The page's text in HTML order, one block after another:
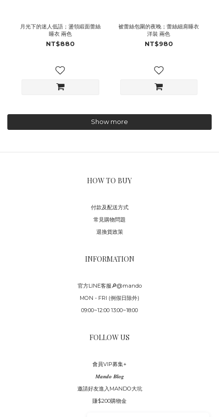
月光下的迷人低語；盪領緞面蕾絲
睡衣 兩色
NT$880
被蕾絲包圍的夜晚；蕾絲細肩睡衣
洋裝 兩色
NT$980
Show more
HOW TO BUY
付款及配送方式
常見購物問題
退換貨政策
INFORMATION
官方LINE客服🔎@mando
MON - FRI (例假日除外)
09:00~12:00 13:00~18:00
FOLLOW US
會員VIP募集+
𝑴𝒂𝒏𝒅𝒐 𝑩𝒍𝒐𝒈
邀請好友進入MANDO大坑
賺$200購物金